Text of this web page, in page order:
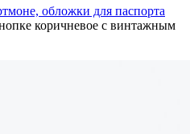
обложки для паспорта
коричневое с винтажным